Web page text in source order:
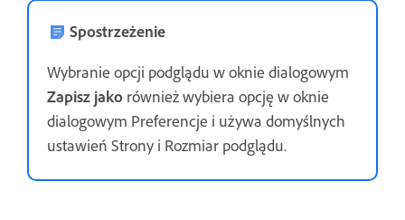
Spostrzeżenie
Wybranie opcji podglądu w oknie dialogowym
Zapisz jako również wybiera opcję w oknie
dialogowym Preferencje i używa domyślnych
ustawień Strony i Rozmiar podglądu.